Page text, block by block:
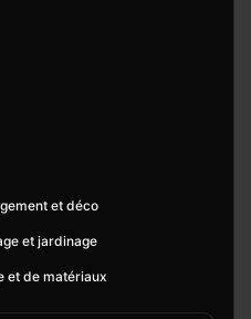
et déco
et jardinage
et de matériaux